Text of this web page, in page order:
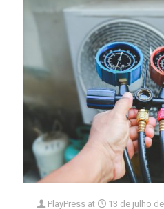
PlayPress at 13 de julho